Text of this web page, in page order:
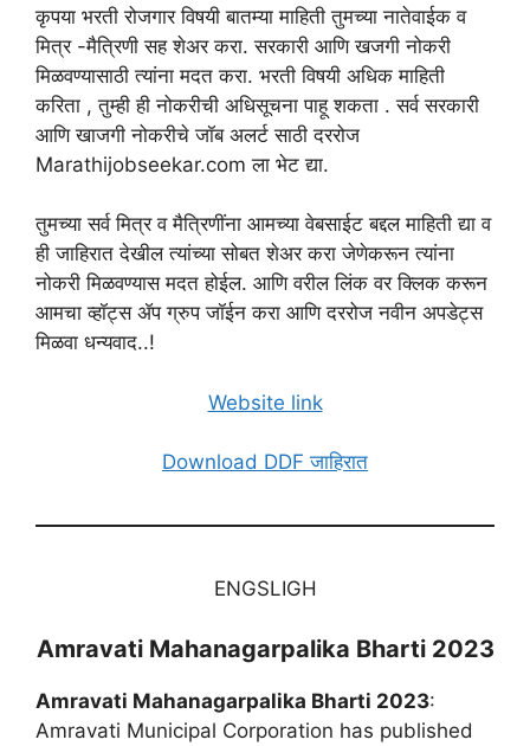
कृपया भरती रोजगार विषयी बातम्या माहिती तुमच्या नातेवाईक व
मित्र -मैत्रिणी सह शेअर करा. सरकारी आणि खजगी नोकरी
मिळवण्यासाठी त्यांना मदत करा. भरती विषयी अधिक माहिती
करिता , तुम्ही ही नोकरीची अधिसूचना पाहू शकता . सर्व सरकारी
आणि खाजगी नोकरीचे जॉब अलर्ट साठी दररोज
Marathijobseekar.com ला भेट द्या.
तुमच्या सर्व मित्र व मैत्रिणींना आमच्या वेबसाईट बद्दल माहिती द्या व
ही जाहिरात देखील त्यांच्या सोबत शेअर करा जेणेकरून त्यांना
नोकरी मिळवण्यास मदत होईल. आणि वरील लिंक वर क्लिक करून
आमचा व्हॉट्स ॲप ग्रुप जॉईन करा आणि दररोज नवीन अपडेट्स
मिळवा धन्यवाद..!
Website link
Download DDF जाहिरात
ENGSLIGH
Amravati Mahanagarpalika Bharti 2023
Amravati Mahanagarpalika Bharti 2023:
Amravati Municipal Corporation has published